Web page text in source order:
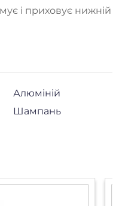
і приховує нижній
Алюміній
Шампань